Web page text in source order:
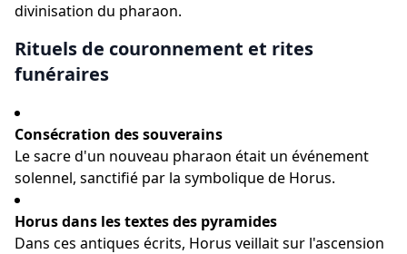
divinisation du pharaon.
Rituels de couronnement et rites
funéraires
Consécration des souverains
Le sacre d'un nouveau pharaon était un événement
solennel, sanctifié par la symbolique de Horus.
Horus dans les textes des pyramides
Dans ces antiques écrits, Horus veillait sur l'ascension